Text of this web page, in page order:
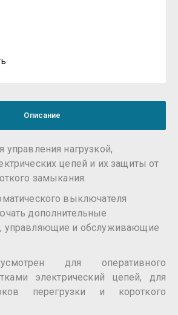
Описание
управления нагрузкой,
цепей и их защиты от
замыкания.
выключателя
дополнительные
управляющие и обслуживающие
для оперативного
электрический цепей, для
перегрузки и короткого